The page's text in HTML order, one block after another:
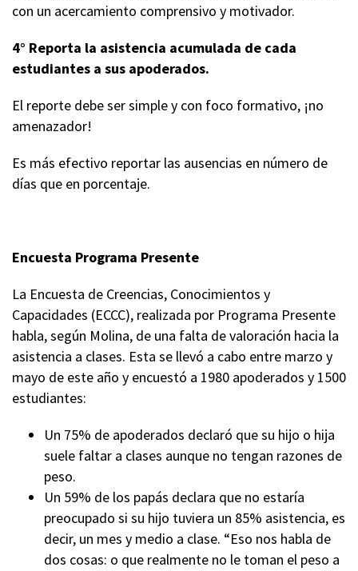
con un acercamiento comprensivo y motivador.
4° Reporta la asistencia acumulada de cada
estudiantes a sus apoderados.
El reporte debe ser simple y con foco formativo, ¡no
amenazador!
Es más efectivo reportar las ausencias en número de
días que en porcentaje.
Encuesta Programa Presente
La Encuesta de Creencias, Conocimientos y
Capacidades (ECCC), realizada por Programa Presente
habla, según Molina, de una falta de valoración hacia la
asistencia a clases. Esta se llevó a cabo entre marzo y
mayo de este año y encuestó a 1980 apoderados y 1500
estudiantes:
Un 75% de apoderados declaró que su hijo o hija
suele faltar a clases aunque no tengan razones de
peso.
Un 59% de los papás declara que no estaría
preocupado si su hijo tuviera un 85% asistencia, es
decir, un mes y medio a clase. “Eso nos habla de
dos cosas: o que realmente no le toman el peso a